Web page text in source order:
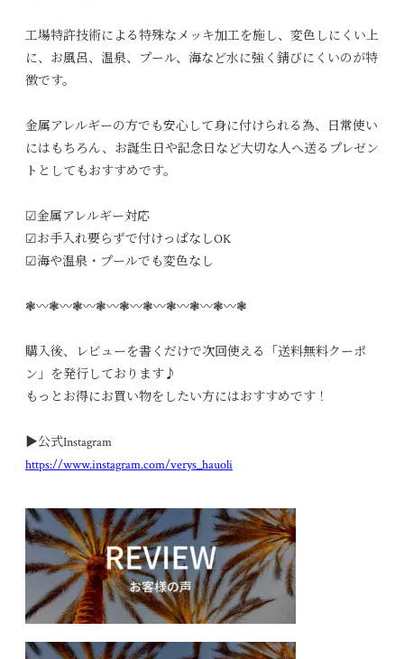
工場特許技術による特殊なメッキ加工を施し、変色しにくい上
に、お風呂、温泉、プール、海など水に強く錆びにくいのが特
徴です。
金属アレルギーの方でも安心して身に付けられる為、日常使い
にはもちろん、お誕生日や記念日など大切な人へ送るプレゼン
トとしてもおすすめです。
☑︎金属アレルギー対応
☑︎お手入れ要らずで付けっぱなしOK
☑︎海や温泉・プールでも変色なし
❃〰︎❃〰︎❃〰︎❃〰︎❃〰︎❃〰︎❃〰︎❃〰︎❃〰︎❃
購入後、レビューを書くだけで次回使える「送料無料クーポ
ン」を発行しております♪
もっとお得にお買い物をしたい方にはおすすめです！
▶︎公式Instagram
https://www.instagram.com/verys_hauoli